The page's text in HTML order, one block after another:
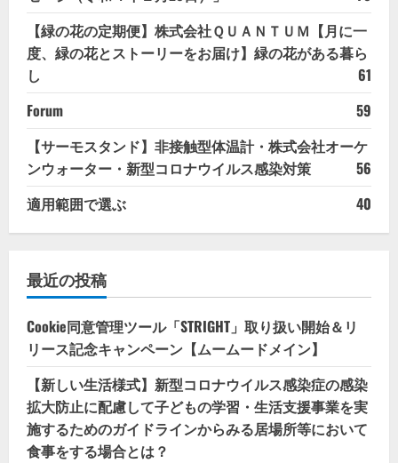
【緑の花の定期便】株式会社ＱＵＡＮＴＵＭ【月に一
度、緑の花とストーリーをお届け】緑の花がある暮ら
し
61
Forum
59
【サーモスタンド】非接触型体温計・株式会社オーケ
ンウォーター・新型コロナウイルス感染対策
56
適用範囲で選ぶ
40
最近の投稿
Cookie同意管理ツール「STRIGHT」取り扱い開始＆リ
リース記念キャンペーン【ムームードメイン】
【新しい生活様式】新型コロナウイルス感染症の感染
拡大防止に配慮して子どもの学習・生活支援事業を実
施するためのガイドラインからみる居場所等において
食事をする場合とは？